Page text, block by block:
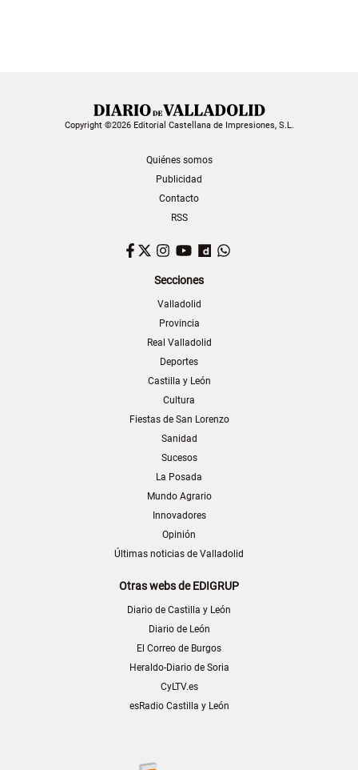
Copyright ©2026 Editorial Castellana de Impresiones, S.L.
Quiénes somos
Publicidad
Contacto
RSS
Facebook
TwitterInstagram
YouTubeDailymotion
Secciones
Valladolid
Provincia
Real Valladolid
Deportes
Castilla y León
Cultura
Fiestas de San Lorenzo
Sanidad
Sucesos
La Posada
Mundo Agrario
Innovadores
Opinión
Últimas noticias de Valladolid
Otras webs de EDIGRUP
Diario de Castilla y León
Diario de León
El Correo de Burgos
Heraldo-Diario de Soria
CyLTV.es
esRadio Castilla y León